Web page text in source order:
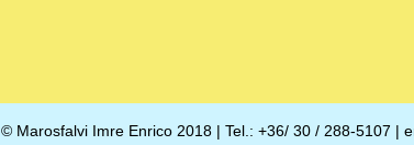
© Marosfalvi Imre Enrico 2018 | Tel.: +36/ 30 / 288-5107 |